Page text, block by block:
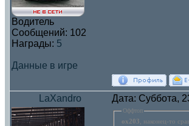
Водитель
Сообщений: 102
Награды: 5
Данные в игре
LaXandro Дата: Суббота,
Оффтоп
ox203 , наконец-то